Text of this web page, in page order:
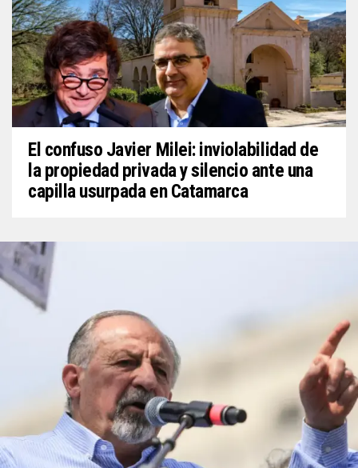
El confuso Javier Milei: inviolabilidad de
la propiedad privada y silencio ante una
capilla usurpada en Catamarca